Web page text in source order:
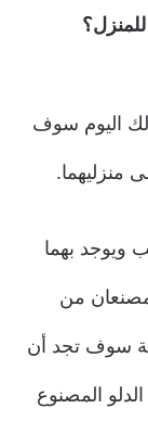
لك اليوم سوف
منزليهما.
ويوجد بهما
مصنعان من
سوف تجد أن
المصنوع